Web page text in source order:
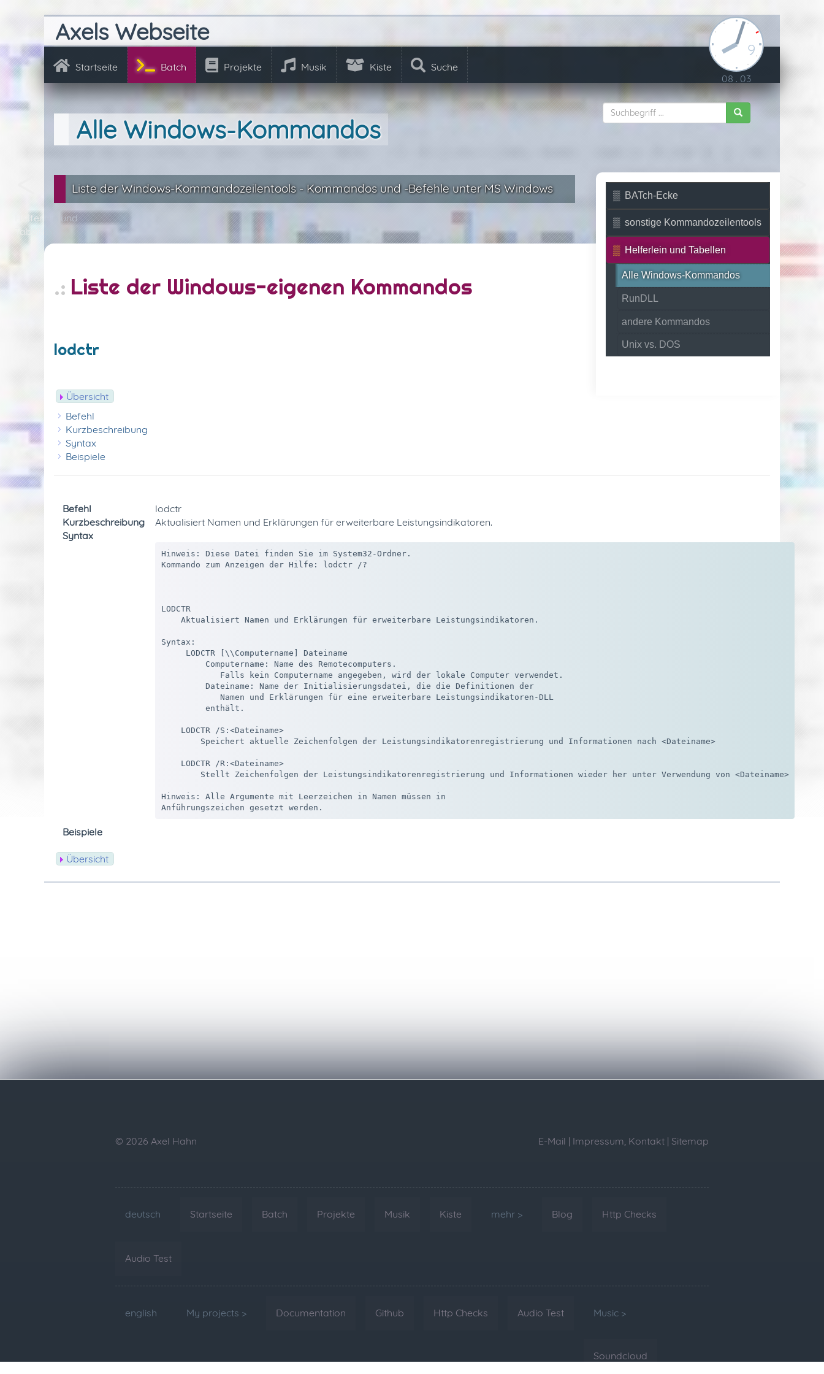
Helferlein und
Tabellen
9
08 . 03
Axels Webseite
Startseite Batch Projekte Musik Kiste Suche
BATch-Ecke
sonstige Kommandozeilentools
Helferlein und Tabellen
Alle Windows-Kommandos
RunDLL
andere Kommandos
Unix vs. DOS
Alle Windows-Kommandos
Liste der Windows-Kommandozeilentools - Kommandos und -Befehle unter MS Windows
Liste der Windows-eigenen Kommandos
lodctr
Übersicht
Befehl
Kurzbeschreibung
Syntax
Beispiele
Befehl
lodctr
Kurzbeschreibung
Aktualisiert Namen und Erklärungen für erweiterbare Leistungsindikatoren.
Syntax
Hinweis: Diese Datei finden Sie im System32-Ordner.
Kommando zum Anzeigen der Hilfe: lodctr /?
LODCTR
    Aktualisiert Namen und Erklärungen für erweiterbare Leistungsindikatoren.
Syntax:
     LODCTR [\\Computername] Dateiname
         Computername: Name des Remotecomputers.
            Falls kein Computername angegeben, wird der lokale Computer verwendet.
         Dateiname: Name der Initialisierungsdatei, die die Definitionen der
            Namen und Erklärungen für eine erweiterbare Leistungsindikatoren-DLL
         enthält.
    LODCTR /S:<Dateiname>
        Speichert aktuelle Zeichenfolgen der Leistungsindikatorenregistrierung und Informationen nach <Dateiname>
    LODCTR /R:<Dateiname>
        Stellt Zeichenfolgen der Leistungsindikatorenregistrierung und Informationen wieder her unter Verwendung von <Dateiname>
Hinweis: Alle Argumente mit Leerzeichen in Namen müssen in
Beispiele
Übersicht
E-Mail | Impressum, Kontakt| Sitemap
© 2026 Axel Hahn
deutsch Startseite Batch Projekte Musik Kiste mehr > Blog Http Checks
Audio Test
english My projects > Documentation Github Http Checks Audio Test Music >
Soundcloud